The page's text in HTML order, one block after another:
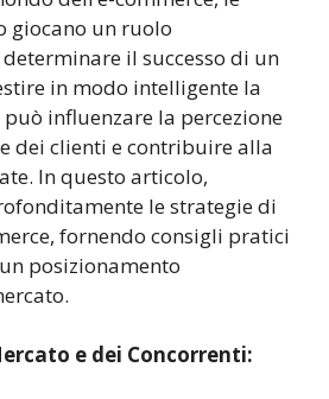
giocano un ruolo
il successo di un
in modo intelligente la
influenzare la percezione
dei clienti e contribuire alla
In questo articolo,
le strategie di
fornendo consigli pratici
posizionamento
e dei Concorrenti: